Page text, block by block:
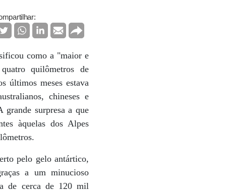
como a "maior e
quilômetros de
últimos meses estava
chineses e
grande surpresa a que
àquelas dos Alpes
pelo gelo antártico,
a um minucioso
de cerca de 120 mil